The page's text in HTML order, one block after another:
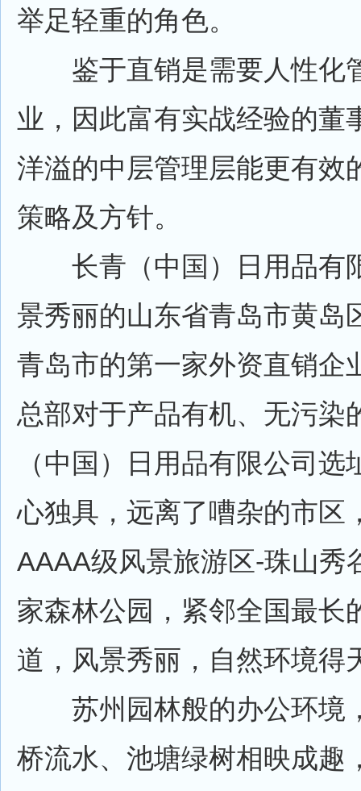
举足轻重的角色。
鉴于直销是需要人性化
业，因此富有实战经验的董
洋溢的中层管理层能更有效
策略及方针。
长青（中国）日用品有
景秀丽的山东省青岛市黄岛
青岛市的第一家外资直销企
总部对于产品有机、无污染
（中国）日用品有限公司
心独具，远离了嘈杂的市区
AAAA级风景旅游区-珠山秀
家森林公园，紧邻全国最长
道，风景秀丽，自然环境得
苏州园林般的办公环境
桥流水、池塘绿树相映成趣